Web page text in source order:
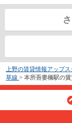
上野の賃貸情報アップス
草線 > 本所吾妻橋駅の